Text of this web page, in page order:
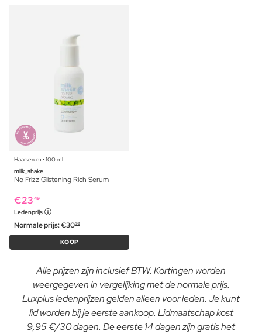
Haarserum ⋅ 100 ml
milk_shake
No Frizz Glistening Rich Serum
€23 49
Ledenprijs
Normale prijs:€3099
KOOP
Alle prijzen zijn inclusief BTW. Kortingen worden
weergegeven in vergelijking met de normale prijs.
Luxplus ledenprijzen gelden alleen voor leden. Je kunt
lid worden bij je eerste aankoop. Lidmaatschap kost
9,95 €/30 dagen. De eerste 14 dagen zijn gratis het